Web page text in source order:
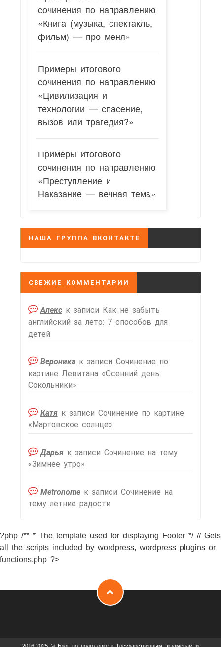
сочинения по направлению
«Книга (музыка, спектакль,
фильм) — про меня»
Примеры итогового
сочинения по направлению
«Цивилизация и
технологии — спасение,
вызов или трагедия?»
Примеры итогового
сочинения по направлению
«Преступление и
Наказание — вечная тема»
НАША ГРУППА ВКОНТАКТЕ
СВЕЖИЕ КОММЕНТАРИИ
Алекск записи Как не забыть
английский за лето: 7 способов для
детей
Вероникак записи Сочинение по
картине Левитана «Осенний день.
Сокольники»
Катяк записи Сочинение по картине
«Мартовское солнце»
Дарьяк записи Сочинение на тему
«Зимнее утро»
Metronomeк записи Сочинение на
тему летние радости
?php /** * The template used for displaying Footer */ // Gets
all the scripts included by wordpress, wordpress plugins or
functions.php ?>
2016-2025 © Блог по подготовке к Государственным экзаменам и